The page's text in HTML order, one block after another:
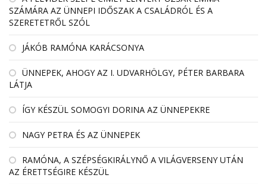
SZÁMÁRA AZ ÜNNEPI IDŐSZAK A CSALÁDRÓL ÉS A
SZERETETRŐL SZÓL
JÁKÓB RAMÓNA KARÁCSONYA
ÜNNEPEK, AHOGY AZ I. UDVARHÖLGY, PÉTER BARBARA
LÁTJA
ÍGY KÉSZÜL SOMOGYI DORINA AZ ÜNNEPEKRE
NAGY PETRA ÉS AZ ÜNNEPEK
RAMÓNA, A SZÉPSÉGKIRÁLYNŐ A VILÁGVERSENY UTÁN
AZ ÉRETTSÉGIRE KÉSZÜL